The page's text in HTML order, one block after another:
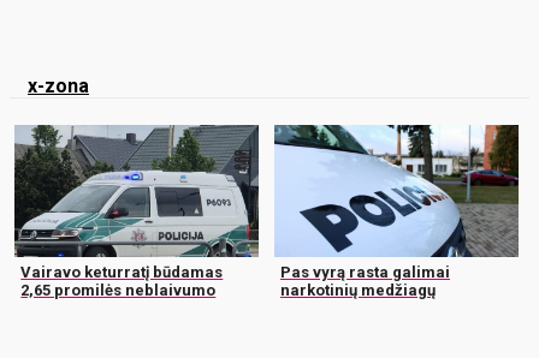
x-zona
Vairavo keturratį būdamas
2,65 promilės neblaivumo
Pas vyrą rasta galimai
narkotinių medžiagų